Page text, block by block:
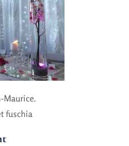
Maurice.
fuschia